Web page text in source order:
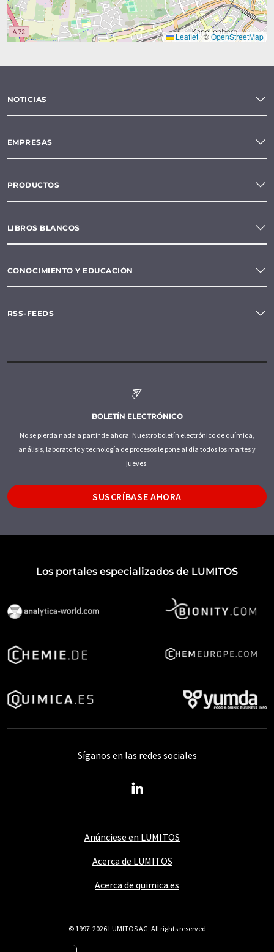
Leaflet|©OpenStreetMap
NOTICIAS
EMPRESAS
PRODUCTOS
LIBROS BLANCOS
CONOCIMIENTO Y EDUCACIÓN
RSS-FEEDS
BOLETÍN ELECTRÓNICO
No se pierda nada a partir de ahora: Nuestro boletín electrónico de química,
análisis, laboratorio y tecnología de procesos le pone al día todos los martes y
jueves.
SUSCRÍBASE AHORA
Los portales especializados de LUMITOS
Anúnciese en LUMITOS
Acerca de LUMITOS
Acerca de quimica.es
Síganos en las redes sociales
© 1997-2026 LUMITOS AG, All rights reserved